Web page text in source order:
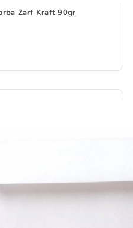
Zarf Kraft 90gr